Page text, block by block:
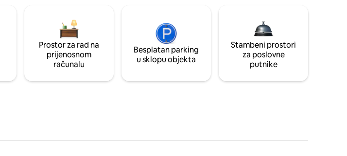
Prostor za rad na
prijenosnom
računalu
Besplatan parking
u sklopu objekta
Stambeni prostori
za poslovne
putnike